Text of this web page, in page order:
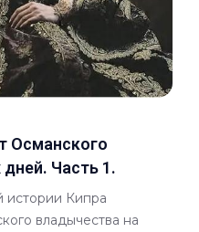
Османского
Часть 1.
истории Кипра
владычества на